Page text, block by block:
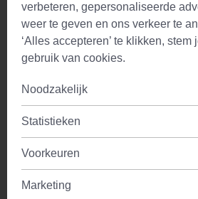
geraffineerde
suikers
Natuurlijke
Ja
Waarschuwing
Niet gebruiken bij
lever of
2 alleen gebruiken
verbeteren, gepersonaliseerde
weer te geven en ons verkeer te
‘Alles accepteren’ te klikken, stem
gebruik van cookies.
Noodzakelijk
Statistieken
Voorkeuren
Marketing